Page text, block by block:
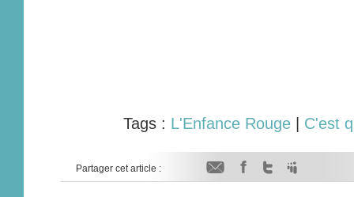
Tags : L'Enfance Rouge C'est
Partager cet article :